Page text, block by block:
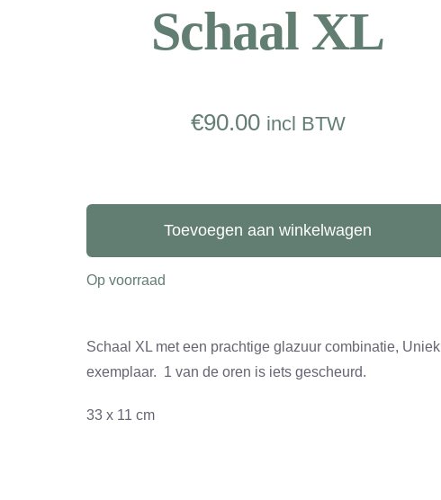
Schaal XL
€90.00 incl BTW
XL
Toevoegen aan winkelwagen
Op voorraad
Schaal XL met een prachtige glazuur combinatie, Uniek
exemplaar. 1 van de oren is iets gescheurd.
33 x 11 cm